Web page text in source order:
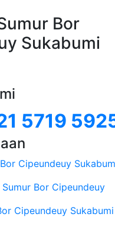
Bor
Sukabumi
5719
Cipeundeuy
Bor Cipeundeuy
Cipeundeuy Sukabumi